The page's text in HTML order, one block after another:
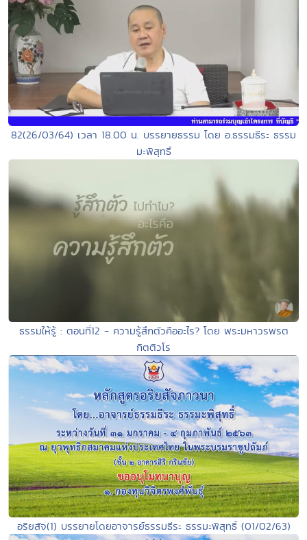
82(26/03/64) เวลา 18.00 น. บรรยายธรรม โดย อ.ธรรมธีระ ธรรม
มะพิสุทธิ์
ธรรมให้รู้ : ตอนที่12 - ความรู้สึกตัวคืออะไร? โดย พระมหาวรพรต
กิตติวโร
อริยสัจ(1) บรรยายโดยอาจารย์ธรรมธีระ ธรรมะพิสุทธิ์ (01/02/63)